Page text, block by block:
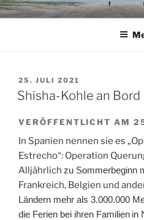
Zum
Inhalt
VERÖFFENTLICHT
AM
25. JULI 2021
Shisha-Kohle an Bord
VERÖFFENTLICHT AM
In Spanien nennen sie es
Estrecho“: Operation
Alljährlich zu Sommerbeginn
Frankreich, Belgien und
Ländern mehr als 3.000.000
die Ferien bei ihren Familien in